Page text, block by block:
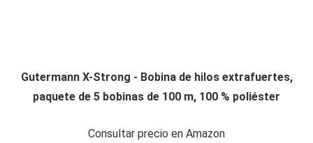
Gutermann X-Strong - Bobina de hilos extrafuertes,
paquete de 5 bobinas de 100 m, 100 % poliéster
Consultar precio en Amazon